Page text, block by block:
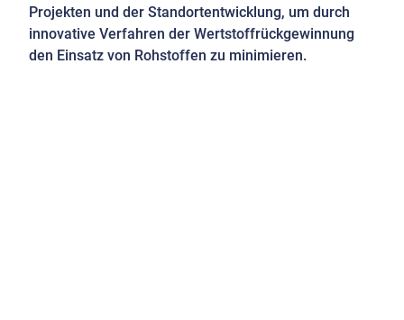
Projekten und der Standortentwicklung, um durch
innovative Verfahren der Wertstoffrückgewinnung
den Einsatz von Rohstoffen zu minimieren.